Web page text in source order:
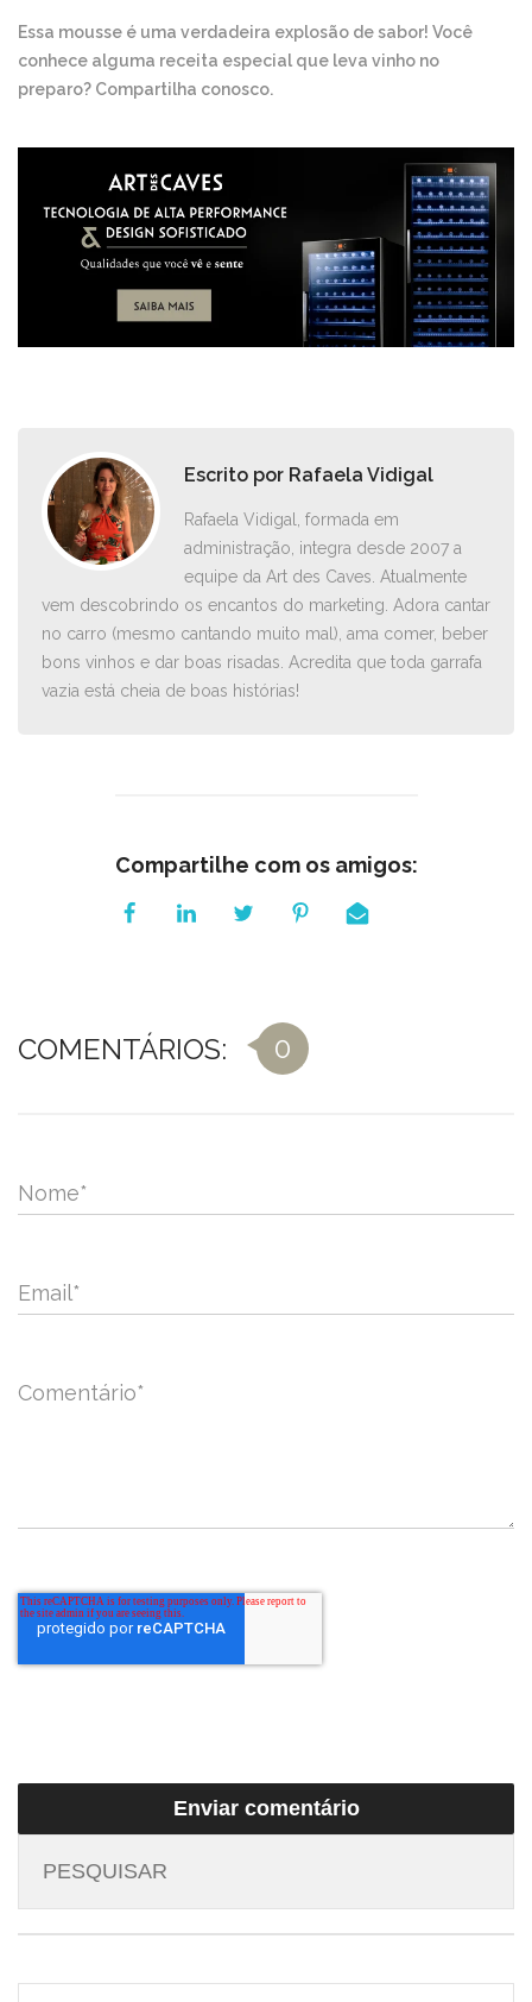
Essa mousse é uma verdadeira explosão de sabor! Você
conhece alguma receita especial que leva vinho no
preparo? Compartilha conosco.
Escrito por Rafaela Vidigal
Rafaela Vidigal, formada em
administração, integra desde 2007 a
equipe da Art des Caves. Atualmente
vem descobrindo os encantos do marketing. Adora cantar
no carro ­(mesmo cantando muito mal), ama comer, beber
bons vinhos e dar boas risadas. Acredita que toda garrafa
vazia está cheia de boas histórias!
Compartilhe com os amigos:
COMENTÁRIOS: 0
Nome*
Email*
Comentário*